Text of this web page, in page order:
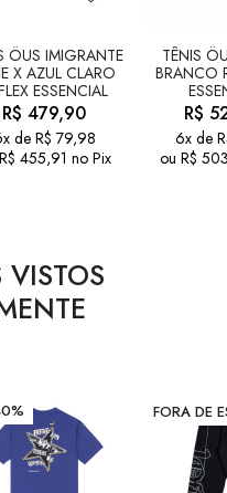
ÖUS IMIGRANTE
X AZUL CLARO
ESSENCIAL
R$ 479,90
de R$ 79,98
R$ 455,91 no Pix
TÊNIS
BRANCO
R$
6x de
ou R$
VISTOS
FORA DE